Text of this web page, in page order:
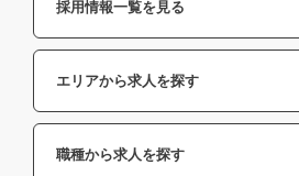
採用情報一覧を見る
エリアから求人を探す
職種から求人を探す